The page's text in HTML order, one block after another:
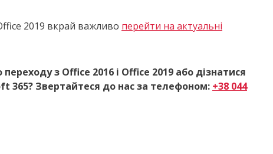
2019 вкрай важливо перейти на актуальні
з Office 2016 і Office 2019 або дізнатися
365? Звертайтеся до нас за телефоном: +38 044